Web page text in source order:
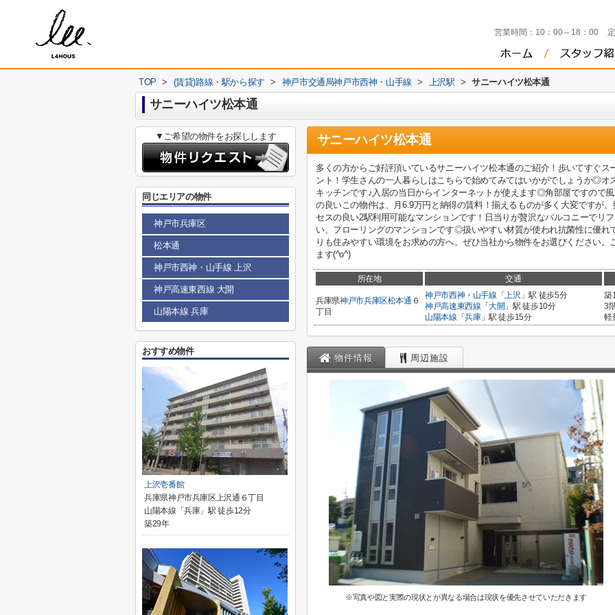
営業時間： 10：00～18：00
TOP > (賃貸)路線・駅から探す > 神戸市交通局神戸市西神・山手線 > 上沢駅 > サニーハイツ松本通
サニーハイツ松本通
サニーハイツ松本通
多くの方からご好評頂いているサニーハイツ松本通のご紹介！歩いてすぐ
ント！学生さんの一人暮らしはこちらで始めてみてはいかがでしょうか◎オ
キッチンです♪入居の当日からインターネットが使えます◎角部屋ですので
の良いこの物件は、月6.9万円と納得の賃料！揃えるものが多く大変ですが
セスの良い2駅利用可能なマンションです！日当りが贅沢なバルコニーでリ
い、フローリングのマンションです◎扱いやすい材質が使われ抗菌性に優れ
りも住みやすい環境をお求めの方へ。ぜひ当社から物件をお選びください
ます(^o^)
所在地 交通
兵庫県神戸市兵庫区松本通 ６
丁目
神戸市西神・山手線 「上沢 」駅 徒歩5分
神戸高速東西線 「大開 」駅 徒歩10分
山陽本線 「兵庫」駅 徒歩15分
築
3
軽
物件情報 周辺施設
※写真や図と実際の現状とが異なる場合は現状を優先させていただきます
▼ご希望の物件をお探しします
同じエリアの物件
神戸市兵庫区
松本通
神戸市西神・山手線 上沢
神戸高速東西線 大開
山陽本線 兵庫
おすすめ物件
上沢壱番館
兵庫県神戸市兵庫区上沢通６丁目
山陽本線「兵庫」駅 徒歩12分
築29年